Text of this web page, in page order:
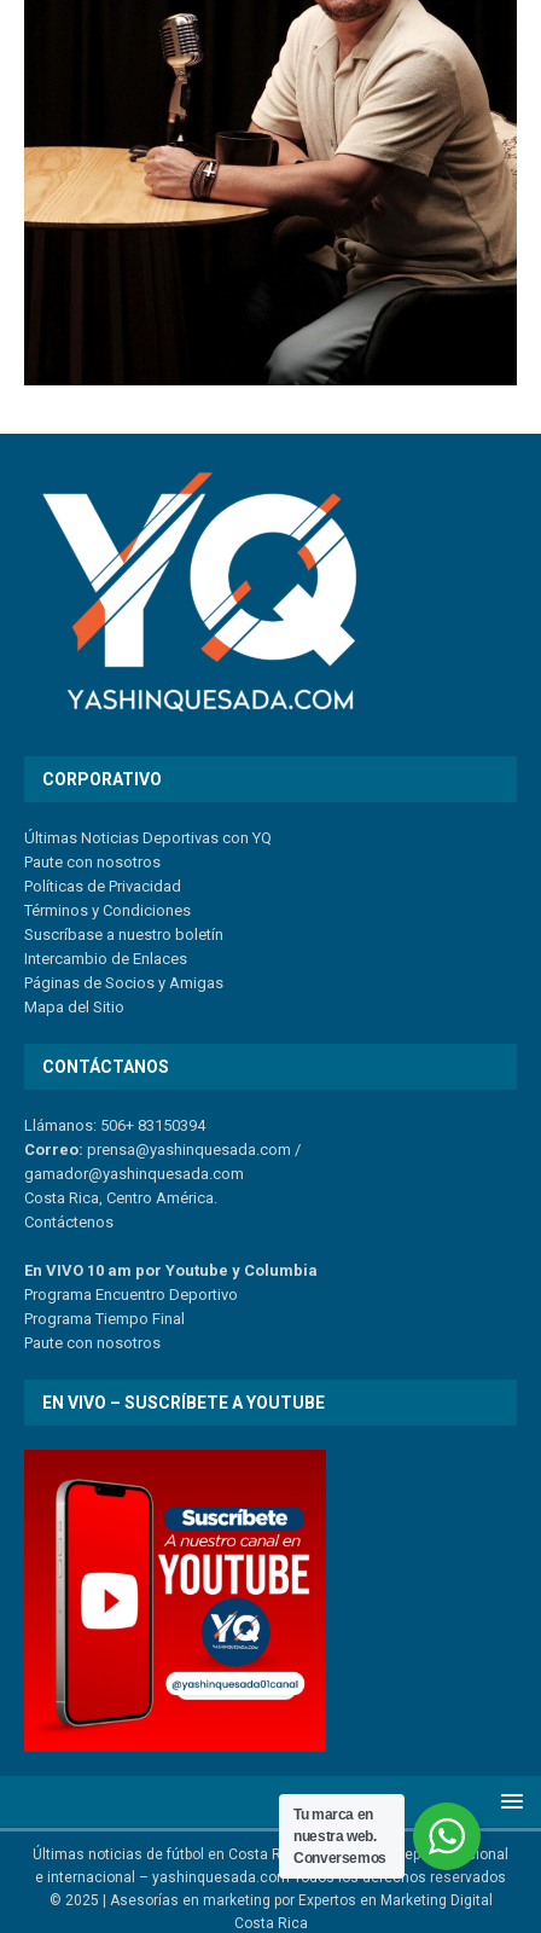
CORPORATIVO
Últimas Noticias Deportivas con YQ
Paute con nosotros
Políticas de Privacidad
Términos y Condiciones
Suscríbase a nuestro boletín
Intercambio de Enlaces
Páginas de Socios y Amigas
Mapa del Sitio
CONTÁCTANOS
Llámanos: 506+ 83150394
Correo: prensa@yashinquesada.com /
gamador@yashinquesada.com
Costa Rica, Centro América.
Contáctenos
En VIVO 10 am por Youtube y Columbia
Programa Encuentro Deportivo
Programa Tiempo Final
Paute con nosotros
EN VIVO – SUSCRÍBETE A YOUTUBE
Últimas noticias de fútbol en Costa Rica | Noticias del deporte nacional
e internacional – yashinquesada.com Todos los derechos reservados
© 2025 | Asesorías en marketing por Expertos en Marketing Digital
Costa Rica
Tu marca en
nuestra web.
Conversemos